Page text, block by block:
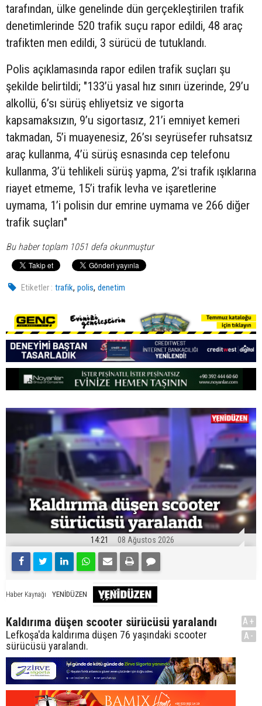
tarafından, ülke genelinde dün gerçekleştirilen trafik
denetimlerinde 520 trafik suçu rapor edildi, 48 araç
trafikten men edildi, 3 sürücü de tutuklandı.
Polis açıklamasında rapor edilen trafik suçları şu
şekilde belirtildi; "133’ü yasal hız sınırı üzerinde, 29’u
alkollü, 6’sı sürüş ehliyetsiz ve sigorta
kapsamaksızın, 9’u sigortasız, 21’i emniyet kemeri
takmadan, 5’i muayenesiz, 26’sı seyrüsefer ruhsatsız
araç kullanma, 4’ü sürüş esnasında cep telefonu
kullanma, 3’ü tehlikeli sürüş yapma, 2’si trafik ışıklarına
riayet etmeme, 15’i trafik levha ve işaretlerine
uymama, 1’i polisin dur emrine uymama ve 266 diğer
trafik suçları"
Bu haber toplam 1051 defa okunmuştur
Etiketler : trafik,polis,denetim
14:21 08 Ağustos 2026
Haber Kaynağı YENİDÜZEN
Kaldırıma düşen scooter sürücüsü yaralandı
Lefkoşa'da kaldırıma düşen 76 yaşındaki scooter
sürücüsü yaralandı.
A+
A-